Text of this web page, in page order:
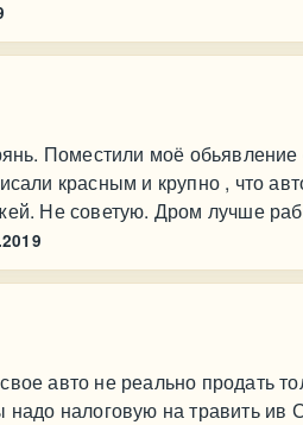
Поместили моё
красным и крупно , что
Не советую. Дром лучше
авто не реально продать
надо налоговую на травить ив